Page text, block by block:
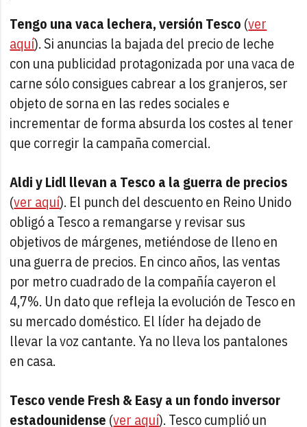
Tengo una vaca lechera, versión Tesco (ver
aquí). Si anuncias la bajada del precio de leche
con una publicidad protagonizada por una vaca de
carne sólo consigues cabrear a los granjeros, ser
objeto de sorna en las redes sociales e
incrementar de forma absurda los costes al tener
que corregir la campaña comercial.
Aldi y Lidl llevan a Tesco a la guerra de precios
(ver aquí). El punch del descuento en Reino Unido
obligó a Tesco a remangarse y revisar sus
objetivos de márgenes, metiéndose de lleno en
una guerra de precios. En cinco años, las ventas
por metro cuadrado de la compañía cayeron el
4,7%. Un dato que refleja la evolución de Tesco en
su mercado doméstico. El líder ha dejado de
llevar la voz cantante. Ya no lleva los pantalones
en casa.
Tesco vende Fresh & Easy a un fondo inversor
estadounidense (ver aquí). Tesco cumplió un